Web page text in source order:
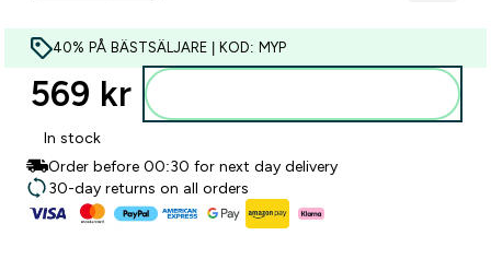
40% PÅ BÄSTSÄLJARE | KOD: MYP
569 kr‎
In stock
Order before 00:30 for next day delivery
30-day returns on all orders